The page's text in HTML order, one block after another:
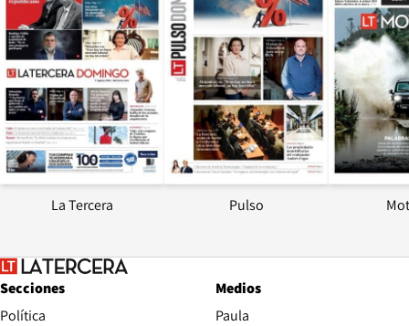
La Tercera Pulso
Secciones
Política
Medios
Paula